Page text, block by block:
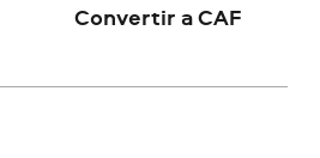
Convertir a CAF